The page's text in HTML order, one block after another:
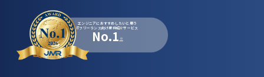
エンジニアにおすすめしたいと思う
ITフリーランス向け案件紹介サービス
No.1※